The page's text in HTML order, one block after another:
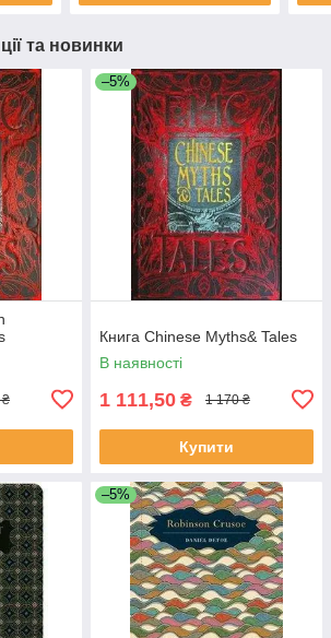
та новинки
₴
–5%
Книга Chinese Myths& Tales
В наявності
1 111,50 ₴ 1 170 ₴
Купити
–5%